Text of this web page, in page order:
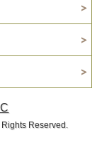
Reserved.